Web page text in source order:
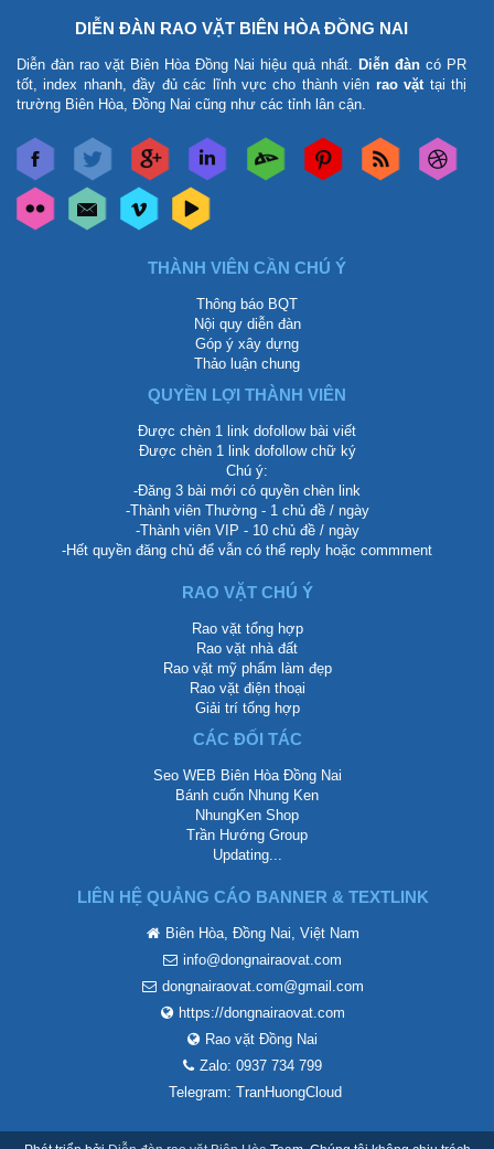
DIỄN ĐÀN RAO VẶT BIÊN HÒA ĐỒNG NAI
Diễn đàn rao vặt Biên Hòa Đồng Nai hiệu quả nhất. Diễn đàn có PR
tốt, index nhanh, đầy đủ các lĩnh vực cho thành viên rao vặt tại thị
trường Biên Hòa, Đồng Nai cũng như các tỉnh lân cận.
THÀNH VIÊN CẦN CHÚ Ý
Thông báo BQT
Nội quy diễn đàn
Góp ý xây dựng
Thảo luận chung
QUYỀN LỢI THÀNH VIÊN
Được chèn 1 link dofollow bài viết
Được chèn 1 link dofollow chữ ký
Chú ý:
-Đăng 3 bài mới có quyền chèn link
-Thành viên Thường - 1 chủ đề / ngày
-Thành viên VIP - 10 chủ đề / ngày
-Hết quyền đăng chủ để vẫn có thể reply hoặc commment
RAO VẶT CHÚ Ý
Rao vặt tổng hợp
Rao vặt nhà đất
Rao vặt mỹ phẩm làm đẹp
Rao vặt điện thoại
Giải trí tổng hợp
CÁC ĐỐI TÁC
Seo WEB Biên Hòa Đồng Nai
Bánh cuốn Nhung Ken
NhungKen Shop
Trần Hướng Group
Updating...
LIÊN HỆ QUẢNG CÁO BANNER & TEXTLINK
Biên Hòa, Đồng Nai, Việt Nam
info@dongnairaovat.com
dongnairaovat.com@gmail.com
https://dongnairaovat.com
Rao vặt Đồng Nai
Zalo: 0937 734 799
Telegram: TranHuongCloud